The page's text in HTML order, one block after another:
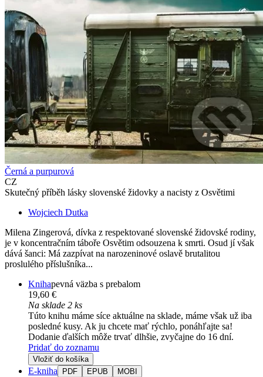
Černá a purpurová
CZ
Skutečný příběh lásky slovenské židovky a nacisty z Osvětimi
Wojciech Dutka
Milena Zingerová, dívka z respektované slovenské židovské rodiny,
je v koncentračním táboře Osvětim odsouzena k smrti. Osud jí však
dává šanci: Má zazpívat na narozeninové oslavě brutalitou
proslulého příslušníka...
Knihapevná väzba s prebalom
19,60 €
Na sklade 2 ks
Túto knihu máme síce aktuálne na sklade, máme však už iba
posledné kusy. Ak ju chcete mať rýchlo, ponáhľajte sa!
Dodanie ďalších môže trvať dlhšie, zvyčajne do 16 dní.
Pridať do zoznamu
Vložiť do košíka
E-kniha PDF EPUB MOBI